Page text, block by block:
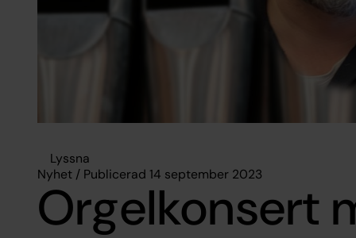
Lyssna
Nyhet / Publicerad 14 september 2023
Orgelkonsert